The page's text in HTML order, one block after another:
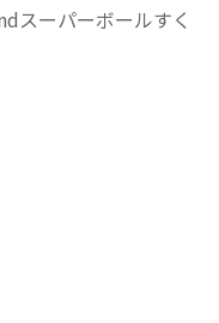
ーパーボールすく